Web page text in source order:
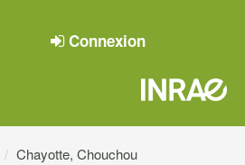
Connexion
Chayotte, Chouchou